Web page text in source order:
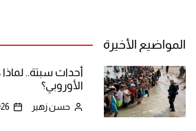
المواضيع الأخيرة
أحداث سبتة.. لماذا
الأوروبي؟
حسن زهير